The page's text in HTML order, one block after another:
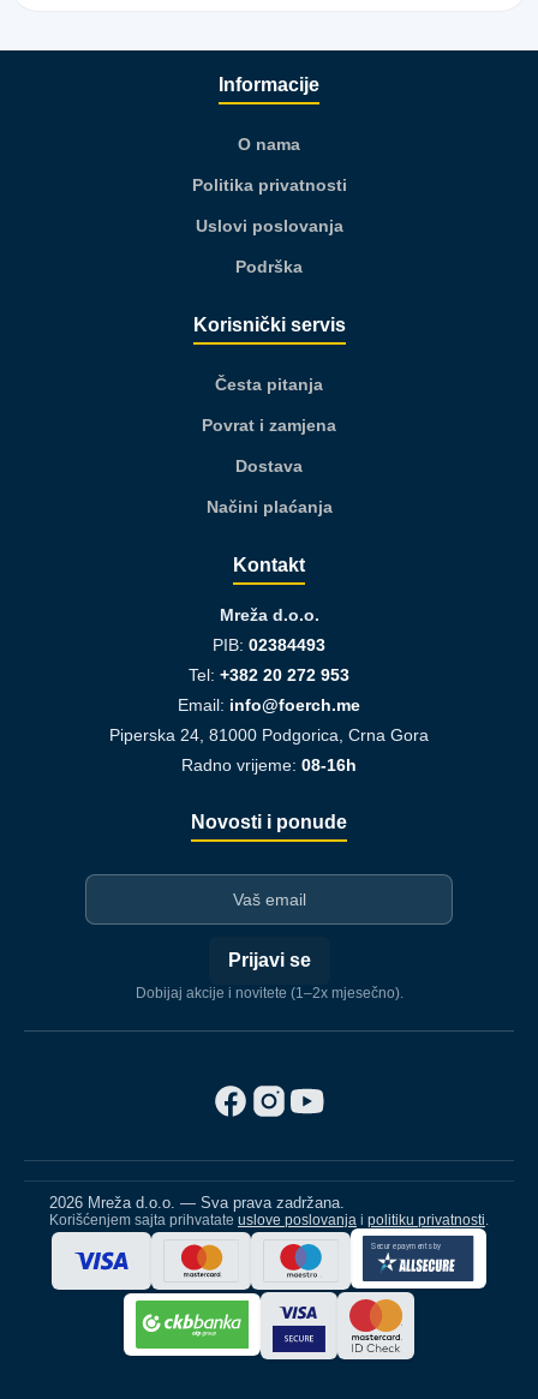
Informacije
O nama
Politika privatnosti
Uslovi poslovanja
Podrška
Korisnički servis
Česta pitanja
Povrat i zamjena
Dostava
Načini plaćanja
Kontakt
Mreža d.o.o.
PIB: 02384493
Tel: +382 20 272 953
Email: info@foerch.me
Piperska 24, 81000 Podgorica, Crna Gora
Radno vrijeme: 08-16h
Novosti i ponude
Prijavi se
Dobijaj akcije i novitete (1–2x mjesečno).
2026 Mreža d.o.o. — Sva prava zadržana.
Korišćenjem sajta prihvatate uslove poslovanja i politiku privatnosti.